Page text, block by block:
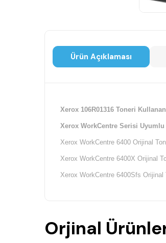
Ürün Açıklaması
Xerox 106R01316 Toneri
Xerox WorkCentre Serisi
Xerox WorkCentre 6400 Orijinal
Xerox WorkCentre 6400X Orijinal
Xerox WorkCentre 6400Sfs Orijinal
Orjinal